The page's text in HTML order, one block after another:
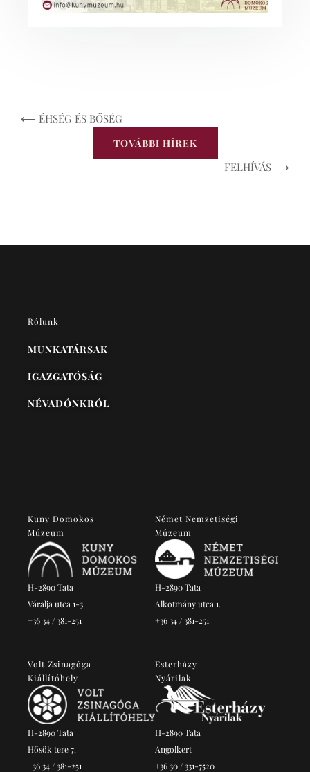
⟵ ÉHSÉG ÉS BŐSÉG
TOVÁBBI HÍREK
FELHÍVÁS ⟶
Rólunk
MUNKATÁRSAK
IGAZGATÓSÁG
NÉVADÓNKRÓL
Kuny Domokos
Múzeum
H-2890 Tata
Váralja utca 1-3.
+36 34 / 381-251
Német Nemzetiségi
Múzeum
H-2890 Tata
Alkotmány utca 1.
+36 34 / 381-251
Volt Zsinagóga
Kiállítóhely
H-2890 Tata
Hősök tere 7.
+36 34 / 381-251
Esterházy
Nyárilak
H-2890 Tata
Angolkert
+36 30 / 331-7520